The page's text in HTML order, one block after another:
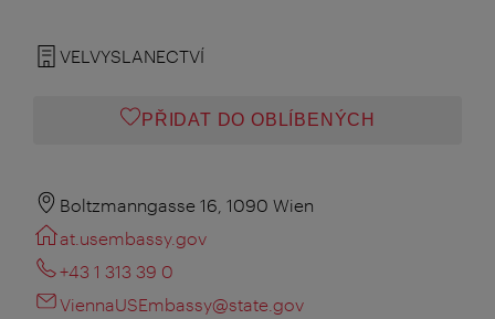
VELVYSLANECTVÍ
PŘIDAT DO OBLÍBENÝCH
Boltzmanngasse 16, 1090 Wien
at.usembassy.gov
+43 1 313 39 0
ViennaUSEmbassy@state.gov